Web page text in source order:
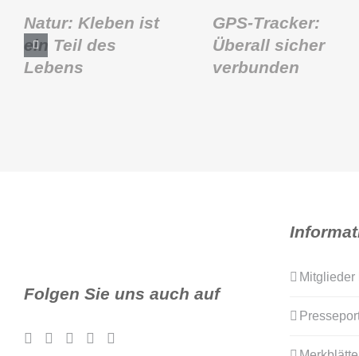
Natur: Kleben ist
ein Teil des
Lebens
GPS-Tracker:
Überall sicher
verbunden
Folgen Sie uns auch auf
Mitglieder